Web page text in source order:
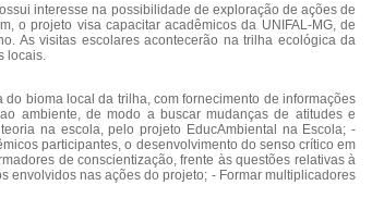
interesse na possibilidade de exploração de ações de
o projeto visa capacitar acadêmicos da UNIFAL-MG, de
As visitas escolares acontecerão na trilha ecológica da
locais.
bioma local da trilha, com fornecimento de informações
ambiente, de modo a buscar mudanças de atitudes e
na escola, pelo projeto EducAmbiental na Escola; -
participantes, o desenvolvimento do senso crítico em
de conscientização, frente às questões relativas à
envolvidos nas ações do projeto; - Formar multiplicadores